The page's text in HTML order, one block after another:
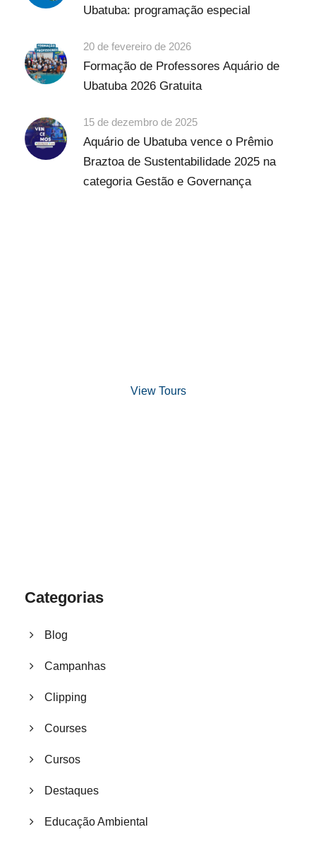
Ubatuba: programação especial
20 de fevereiro de 2026
Formação de Professores Aquário de
Ubatuba 2026 Gratuita
15 de dezembro de 2025
Aquário de Ubatuba vence o Prêmio
Braztoa de Sustentabilidade 2025 na
categoria Gestão e Governança
View Tours
Categorias
Blog
Campanhas
Clipping
Courses
Cursos
Destaques
Educação Ambiental